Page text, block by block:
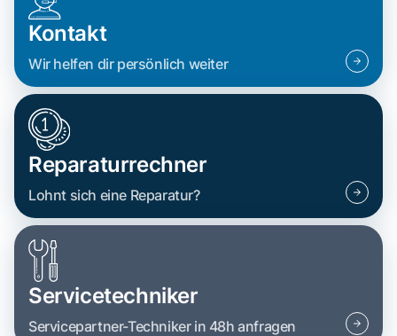
Kontakt
Wir helfen dir persönlich weiter
Reparaturrechner
Lohnt sich eine Reparatur?
Servicetechniker
Servicepartner-Techniker in 48h anfragen